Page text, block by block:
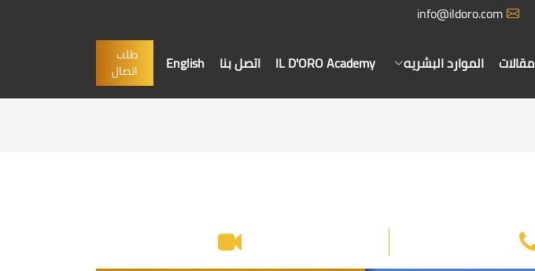
info@ildoro.com
مقالات الموارد البشريه IL D'ORO Academy اتصل بنا English
طلب
اتصال